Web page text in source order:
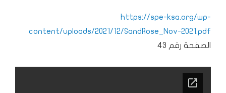
https://spe-ksa.org/wp-
content/uploads/2021/12/SandRose_Nov-2021.pdf
الصفحة رقم 43